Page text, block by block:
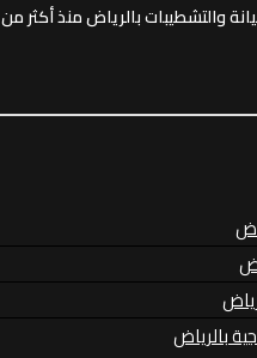
نخدم جميع أحياء الرياض بأعلى معايير الجودة والاحترافية.
بالرياض